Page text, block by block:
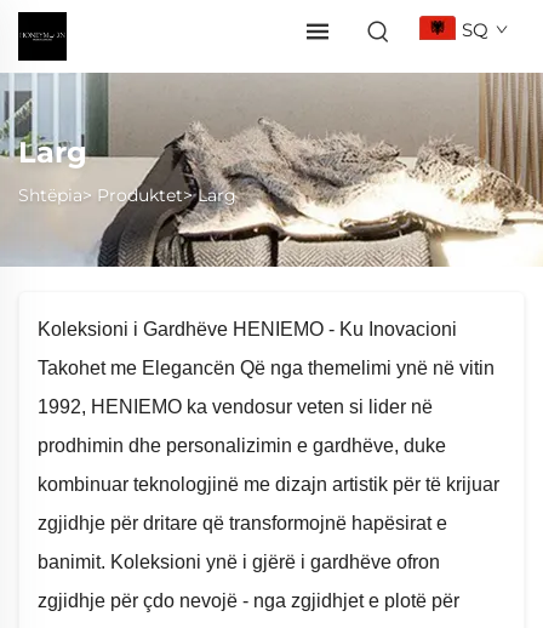
SQ
Larg
Shtëpia> Produktet>Larg
Koleksioni i Gardhëve HENIEMO - Ku Inovacioni
Takohet me Elegancën Që nga themelimi ynë në vitin
1992, HENIEMO ka vendosur veten si lider në
prodhimin dhe personalizimin e gardhëve, duke
kombinuar teknologjinë me dizajn artistik për të krijuar
zgjidhje për dritare që transformojnë hapësirat e
banimit. Koleksioni ynë i gjërë i gardhëve ofron
zgjidhje për çdo nevojë - nga zgjidhjet e plotë për